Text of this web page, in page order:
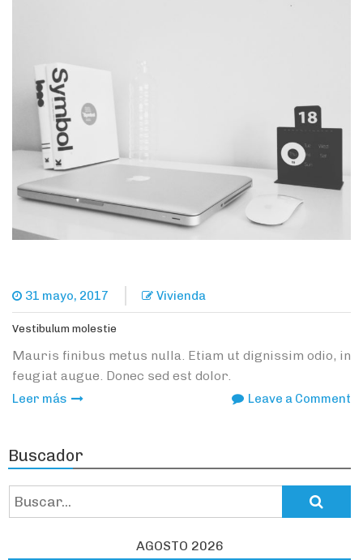
31 mayo, 2017 Vivienda
Vestibulum molestie
Mauris finibus metus nulla. Etiam ut dignissim odio, in
feugiat augue. Donec sed est dolor.
Leer más Leave a Comment
Buscador
Search
for:
AGOSTO 2026